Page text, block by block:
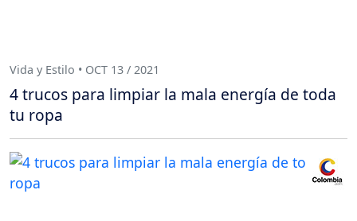
Vida y Estilo • OCT 13 / 2021
4 trucos para limpiar la mala energía de toda
tu ropa